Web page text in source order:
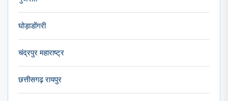
घोड़ाडोंगरी
चंद्रपुर महाराष्ट्र
छत्तीसगढ़ रायपुर